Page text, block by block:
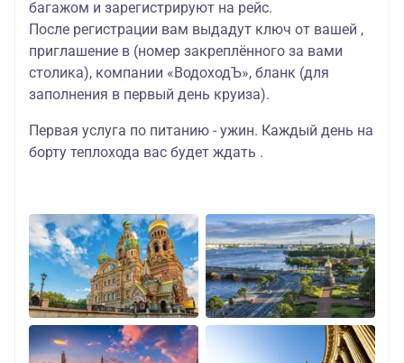
багажом и зарегистрируют на рейс.
После регистрации вам выдадут ключ от вашей ,
приглашение в (номер закреплённого за вами
столика), компании «ВодоходЪ», бланк (для
заполнения в первый день круиза).
Первая услуга по питанию - ужин. Каждый день на
борту теплохода вас будет ждать .